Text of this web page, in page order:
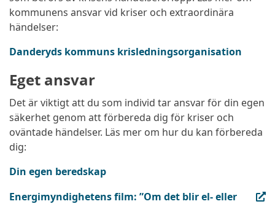
kommunens ansvar vid kriser och extraordinära
händelser:
Danderyds kommuns krisledningsorganisation
Eget ansvar
Det är viktigt att du som individ tar ansvar för din egen
säkerhet genom att förbereda dig för kriser och
oväntade händelser. Läs mer om hur du kan förbereda
dig:
Din egen beredskap
Energimyndighetens film: ”Om det blir el- eller
(extern länk, öppnas i ny flik)